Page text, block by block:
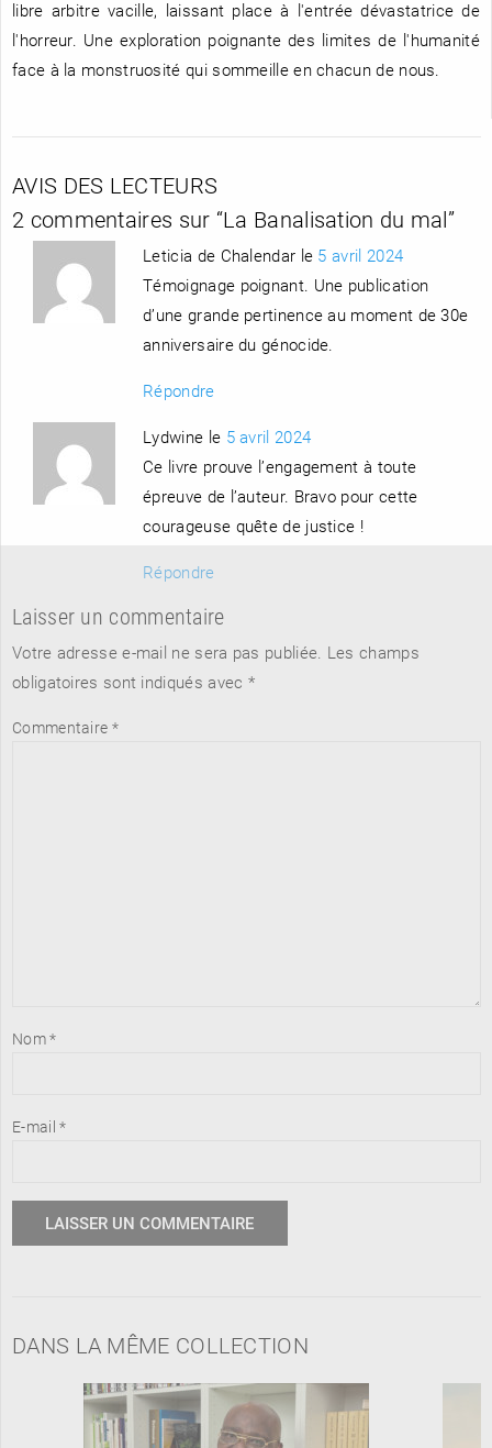
libre arbitre vacille, laissant place à l'entrée dévastatrice de
l'horreur. Une exploration poignante des limites de l'humanité
face à la monstruosité qui sommeille en chacun de nous.
AVIS DES LECTEURS
2 commentaires sur “La Banalisation du mal”
Leticia de Chalendar le 5 avril 2024
Témoignage poignant. Une publication
d’une grande pertinence au moment de 30e
anniversaire du génocide.
Répondre
Lydwine le 5 avril 2024
Ce livre prouve l’engagement à toute
épreuve de l’auteur. Bravo pour cette
courageuse quête de justice !
Répondre
Laisser un commentaire
Votre adresse e-mail ne sera pas publiée. Les champs
obligatoires sont indiqués avec *
Commentaire *
Nom*
E-mail*
DANS LA MÊME COLLECTION